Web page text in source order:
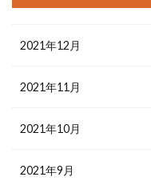
2021年12月
2021年11月
2021年10月
2021年9月